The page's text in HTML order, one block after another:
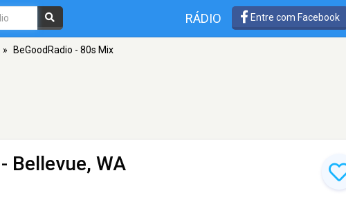
RÁDIO Entre com Facebook
» BeGoodRadio - 80s Mix
- Bellevue, WA